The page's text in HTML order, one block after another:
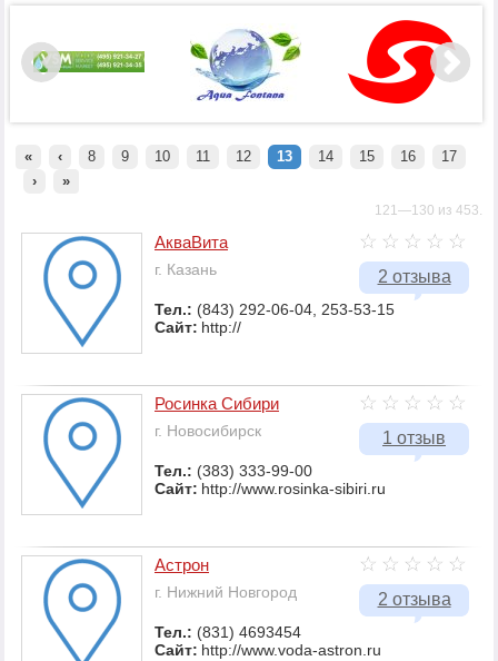
« ‹ 8 9 10 11 12 13 14 15 16
17
›
»
121—130 из 453.
2 отзыва
АкваВита
г. Казань
Тел.: (843) 292-06-04, 253-53-15
Сайт: http://
1 отзыв
Росинка Сибири
г. Новосибирск
Тел.: (383) 333-99-00
Сайт: http://www.rosinka-sibiri.ru
2 отзыва
Астрон
г. Нижний Новгород
Тел.: (831) 4693454
Сайт: http://www.voda-astron.ru